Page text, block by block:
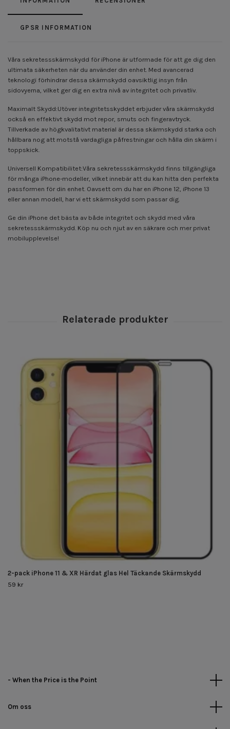
GPSR INFORMATION
Våra sekretessskärmskydd för iPhone är utformade för att ge dig den
ultimata säkerheten när du använder din enhet. Med avancerad
teknologi förhindrar dessa skärmskydd oavsiktlig insyn från
sidovyerna, vilket ger dig en extra nivå av integritet och privatliv.
Maximalt Skydd:Utöver integritetsskyddet erbjuder våra skärmskydd
också en effektivt skydd mot repor, smuts och fingeravtryck.
Tillverkade av högkvalitativt material är dessa skärmskydd starka och
hållbara nog att motstå vardagliga påfrestningar och hålla din skärm i
toppskick.
Universell Kompatibilitet:Våra sekretessskärmskydd finns tillgängliga
för många iPhone-modeller, vilket innebär att du kan hitta den perfekta
passformen för din enhet. Oavsett om du har en iPhone 12, iPhone 13
eller annan modell, har vi ett skärmskydd som passar dig.
Ge din iPhone det bästa av både integritet och skydd med våra
sekretessskärmskydd. Köp nu och njut av en säkrare och mer privat
mobilupplevelse!
2-pack iPhone 11 & XR Härdat glas Hel Täckande Skärmskydd
59 kr
- When the Price is the Point
Om oss